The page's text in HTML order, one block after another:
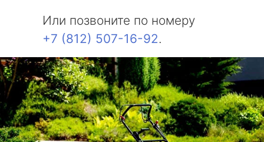
Или позвоните по номеру
+7 (812) 507-16-92.